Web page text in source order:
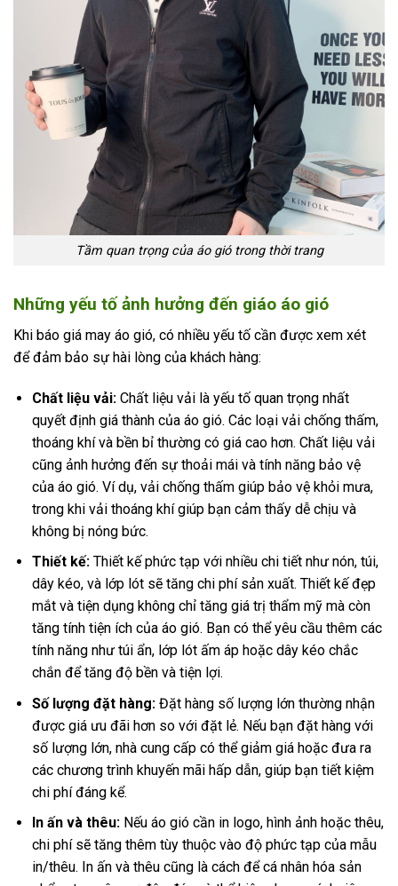
Tầm quan trọng của áo gió trong thời trang
Những yếu tố ảnh hưởng đến giáo áo gió
Khi báo giá may áo gió, có nhiều yếu tố cần được xem xét
để đảm bảo sự hài lòng của khách hàng:
Chất liệu vải:Chất liệu vải là yếu tố quan trọng nhất
quyết định giá thành của áo gió. Các loại vải chống thấm,
thoáng khí và bền bỉ thường có giá cao hơn. Chất liệu vải
cũng ảnh hưởng đến sự thoải mái và tính năng bảo vệ
của áo gió. Ví dụ, vải chống thấm giúp bảo vệ khỏi mưa,
trong khi vải thoáng khí giúp bạn cảm thấy dễ chịu và
không bị nóng bức.
Thiết kế: Thiết kế phức tạp với nhiều chi tiết như nón, túi,
dây kéo, và lớp lót sẽ tăng chi phí sản xuất. Thiết kế đẹp
mắt và tiện dụng không chỉ tăng giá trị thẩm mỹ mà còn
tăng tính tiện ích của áo gió. Bạn có thể yêu cầu thêm các
tính năng như túi ẩn, lớp lót ấm áp hoặc dây kéo chắc
chắn để tăng độ bền và tiện lợi.
Số lượng đặt hàng:Đặt hàng số lượng lớn thường nhận
được giá ưu đãi hơn so với đặt lẻ. Nếu bạn đặt hàng với
số lượng lớn, nhà cung cấp có thể giảm giá hoặc đưa ra
các chương trình khuyến mãi hấp dẫn, giúp bạn tiết kiệm
chi phí đáng kể.
In ấn và thêu: Nếu áo gió cần in logo, hình ảnh hoặc thêu,
chi phí sẽ tăng thêm tùy thuộc vào độ phức tạp của mẫu
in/thêu. In ấn và thêu cũng là cách để cá nhân hóa sản